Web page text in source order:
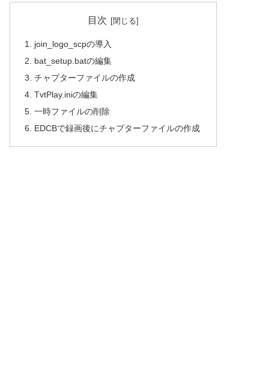
目次
join_logo_scpの導入
bat_setup.batの編集
チャプターファイルの作成
TvtPlay.iniの編集
一時ファイルの削除
EDCBで録画後にチャプターファイルの作成